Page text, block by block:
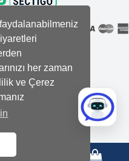
her zaman
ve Çerez